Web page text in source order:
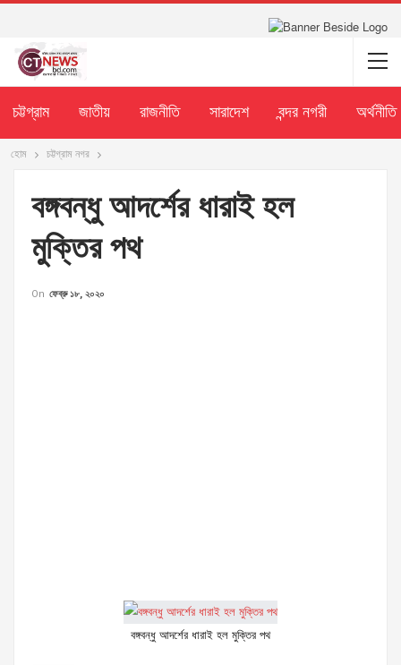
চট্টগ্রাম জাতীয় রাজনীতি সারাদেশ বন্দর নগরী অর্থনীতি
হোম চট্টগ্রাম নগর
বঙ্গবন্ধু আদর্শের ধারাই হল
মুক্তির পথ
On ফেব্রু ১৮, ২০২০
বঙ্গবন্ধু আদর্শের ধারাই হল মুক্তির পথ